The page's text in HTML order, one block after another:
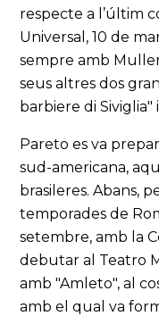
respecte a l’últim
Universal, 10 de
sempre amb
seus altres dos
barbiere di Siviglia"
Pareto es va
sud-americana,
brasileres. Abans,
temporades de
setembre, amb la
debutar al Teatro
amb "Amleto", al
amb el qual va